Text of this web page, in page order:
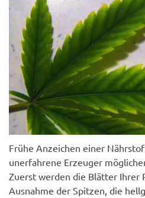
Frühe Anzeichen einer
unerfahrene Erzeuger
Zuerst werden die Blätter
Ausnahme der Spitzen, die